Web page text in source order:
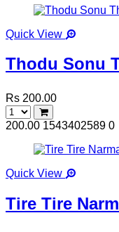
Quick View
Thodu Sonu
Rs 200.00
200.00 1543402589 0
Quick View
Tire Tire